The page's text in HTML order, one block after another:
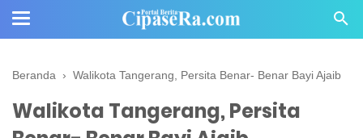
Beranda › Walikota Tangerang, Persita Benar- Benar Bayi Ajaib
Walikota Tangerang, Persita